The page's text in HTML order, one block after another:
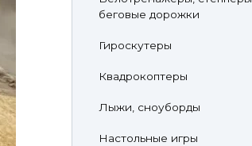
беговые дорожки
Гироскутеры
Квадрокоптеры
Лыжи, сноуборды
Настольные игры